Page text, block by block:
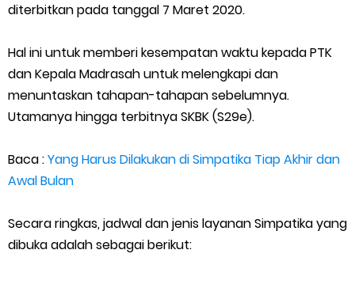
diterbitkan pada tanggal 7 Maret 2020.
Hal ini untuk memberi kesempatan waktu kepada PTK
dan Kepala Madrasah untuk melengkapi dan
menuntaskan tahapan-tahapan sebelumnya.
Utamanya hingga terbitnya SKBK (S29e).
Baca :Yang Harus Dilakukan di Simpatika Tiap Akhir dan
Awal Bulan
Secara ringkas, jadwal dan jenis layanan Simpatika yang
dibuka adalah sebagai berikut: